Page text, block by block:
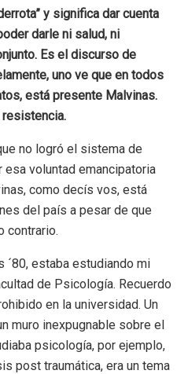
y significa dar cuenta
darle ni salud, ni
Es el discurso de
uno ve que en todos
está presente Malvinas.
no logró el sistema de
voluntad emancipatoria
como decís vos, está
del país a pesar de que
contrario.
´80, estaba estudiando mi
de Psicología. Recuerdo
en la universidad. Un
muro inexpugnable sobre el
psicología, por ejemplo,
post traumática, era un tema